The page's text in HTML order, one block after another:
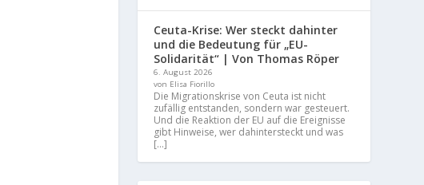
Ceuta-Krise: Wer steckt dahinter
und die Bedeutung für „EU-
Solidarität“ | Von Thomas Röper
6. August 2026
von Elisa Fiorillo
Die Migrationskrise von Ceuta ist nicht
zufällig entstanden, sondern war gesteuert.
Und die Reaktion der EU auf die Ereignisse
gibt Hinweise, wer dahintersteckt und was
[…]